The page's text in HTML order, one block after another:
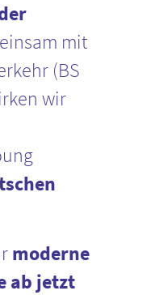
mit
(BS
wir
moderne
ab jetzt